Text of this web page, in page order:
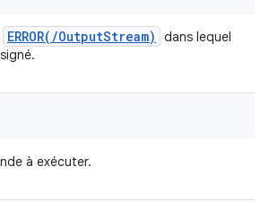
ERROR( /OutputStream)
dans lequel
à exécuter.